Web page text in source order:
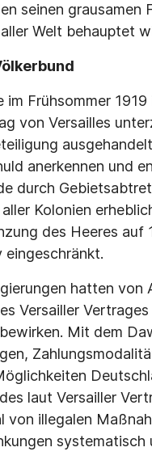
seinen
Welt behauptet
Frühsommer
von Versailles
anerkennen und
durch
Kolonien
des Heeres
eingeschränkt.
hatten
Versailler
Mit dem
laut Versailler
von illegalen
systematisch